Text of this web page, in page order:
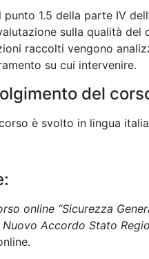
1.5 della parte IV
sulla qualità del
raccolti vengono
su cui intervenire.
del
è svolto in lingua
online “Sicurezza
Accordo Stato